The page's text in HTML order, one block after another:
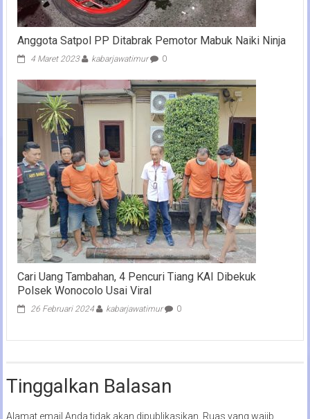
Anggota Satpol PP Ditabrak Pemotor Mabuk Naiki Ninja
4 Maret 2023 kabarjawatimur 0
Cari Uang Tambahan, 4 Pencuri Tiang KAI Dibekuk
Polsek Wonocolo Usai Viral
26 Februari 2024 kabarjawatimur 0
Tinggalkan Balasan
Alamat email Anda tidak akan dipublikasikan. Ruas yang wajib